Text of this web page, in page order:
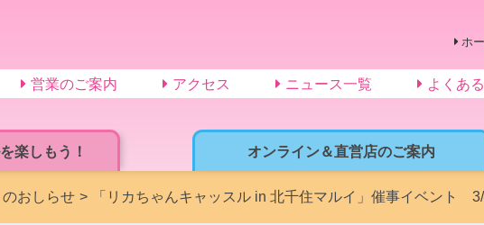
楽しもう！ オンライン＆直営店のご案内
ホ
営業のご案内 アクセス ニュース一覧 よくあ
おしらせ 「リカちゃんキャッスル in 北千住マルイ」催事イベント